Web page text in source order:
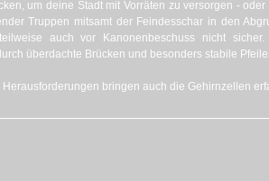
um deine Stadt mit Vorräten zu versorgen -
Truppen mitsamt der Feindesschar in den
auch vor Kanonenbeschuss nicht
überdachte Brücken und besonders stabile
bringen auch die Gehirnzellen